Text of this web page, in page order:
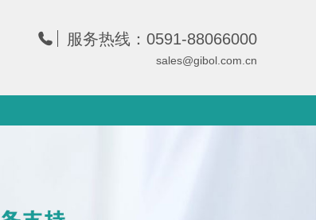
服务热线：0591-88066000
sales@gibol.com.cn